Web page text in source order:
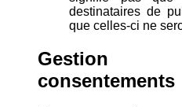
destinataires de
que celles-ci ne
consentements